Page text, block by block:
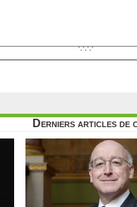
Derniers articles de